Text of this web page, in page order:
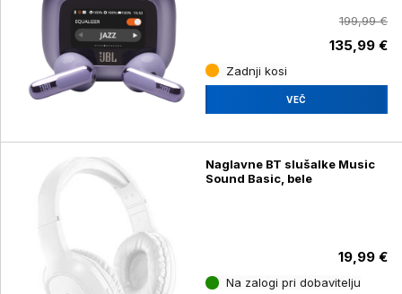
199,99 €
135,99 €
Zadnji kosi
VEČ
Naglavne BT slušalke Music
Sound Basic, bele
19,99 €
Na zalogi pri dobavitelju